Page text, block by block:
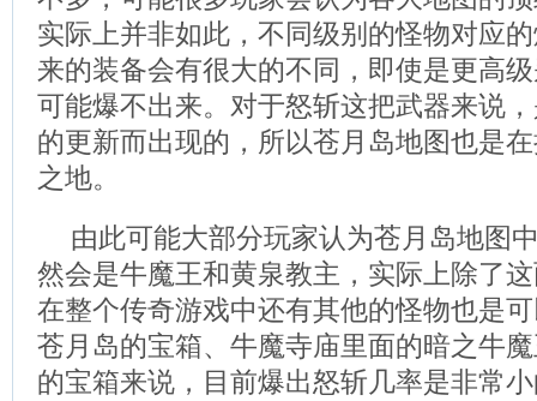
实际上并非如此，不同级别的怪物对应
来的装备会有很大的不同，即使是更高
可能爆不出来。对于怒斩这把武器来说
的更新而出现的，所以苍月岛地图也是
之地。
由此可能大部分玩家认为苍月岛地图
然会是牛魔王和黄泉教主，实际上除了
在整个传奇游戏中还有其他的怪物也是
苍月岛的宝箱、牛魔寺庙里面的暗之牛
的宝箱来说，目前爆出怒斩几率是非常